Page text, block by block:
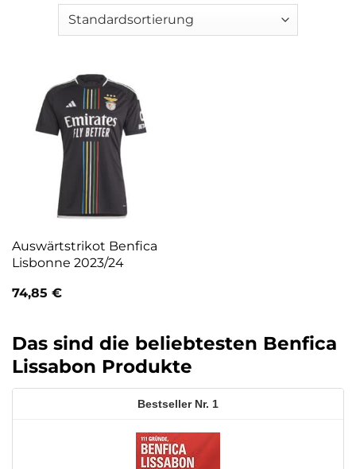
Auswärtstrikot Benfica
Lisbonne 2023/24
74,85 €
Das sind die beliebtesten Benfica
Lissabon Produkte
1